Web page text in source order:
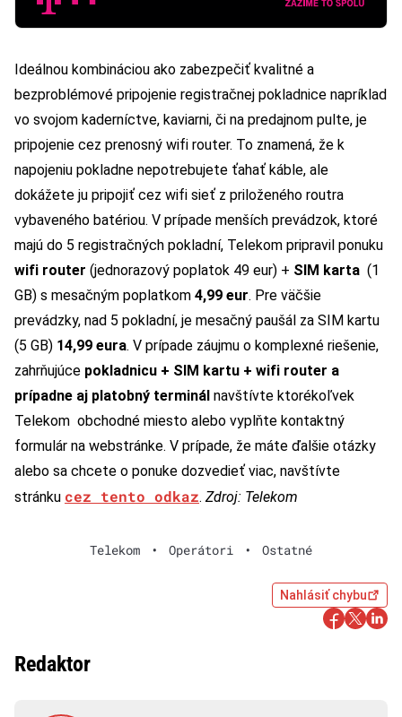
Ideálnou kombináciou ako zabezpečiť kvalitné a
bezproblémové pripojenie registračnej pokladnice napríklad
vo svojom kaderníctve, kaviarni, či na predajnom pulte, je
pripojenie cez prenosný wifi router. To znamená, že k
napojeniu pokladne nepotrebujete ťahať káble, ale
dokážete ju pripojiť cez wifi sieť z priloženého routra
vybaveného batériou. V prípade menších prevádzok, ktoré
majú do 5 registračných pokladní, Telekom pripravil ponuku
wifi router (jednorazový poplatok 49 eur) + SIM karta (1
GB) s mesačným poplatkom 4,99 eur. Pre väčšie
prevádzky, nad 5 pokladní, je mesačný paušál za SIM kartu
(5 GB) 14,99 eura. V prípade záujmu o komplexné riešenie,
zahrňujúce pokladnicu + SIM kartu + wifi router a
prípadne aj platobný terminál navštívte ktorékoľvek
Telekom obchodné miesto alebo vyplňte kontaktný
formulár na webstránke. V prípade, že máte ďalšie otázky
alebo sa chcete o ponuke dozvedieť viac, navštívte
stránku cez tento odkaz. Zdroj: Telekom
Telekom • Operátori • Ostatné
Nahlásiť chybu
Redaktor